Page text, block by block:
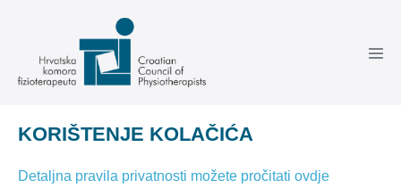
sadržaja
KORIŠTENJE KOLAČIĆA
Detaljna pravila privatnosti možete pročitati ovdje